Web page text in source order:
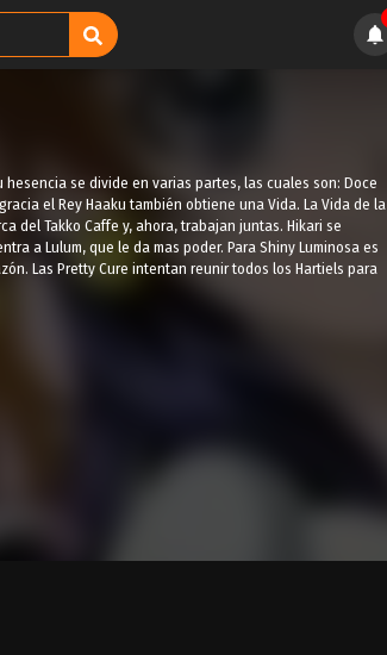
se divide en varias partes, las cuales son: Doce
el Rey Haaku también obtiene una Vida. La Vida de la
del Takko Caffe y, ahora, trabajan juntas. Hikari se
a Lulum, que le da mas poder. Para Shiny Luminosa es
Las Pretty Cure intentan reunir todos los Hartiels para